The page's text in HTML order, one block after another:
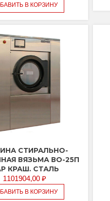
В КОРЗИНУ
СТИРАЛЬНО-
ВЯЗЬМА ВО-25П
КРАШ. СТАЛЬ
1101904,00₽
В КОРЗИНУ